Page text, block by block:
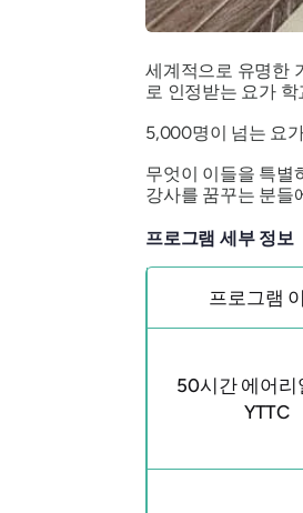
세계적으로 유명한
로 인정받는 요가
5,000명이 넘는 요
무엇이 이들을 특별
강사를 꿈꾸는 분들
프로그램 세부 정보
프로그램
50시간 에어리
YTTC